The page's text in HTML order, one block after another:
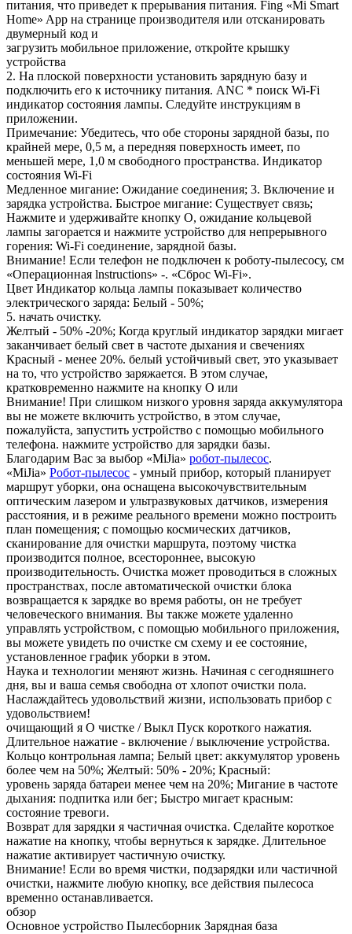
питания, что приведет к прерывания питания. Fing «Mi Smart
Home» App на странице производителя или отсканировать
двумерный код и
загрузить мобильное приложение, откройте крышку
устройства
2. На плоской поверхности установить зарядную базу и
подключить его к источнику питания. ANC * поиск Wi-Fi
индикатор состояния лампы. Следуйте инструкциям в
приложении.
Примечание: Убедитесь, что обе стороны зарядной базы, по
крайней мере, 0,5 м, а передняя поверхность имеет, по
меньшей мере, 1,0 м свободного пространства. Индикатор
состояния Wi-Fi
Медленное мигание: Ожидание соединения; 3. Включение и
зарядка устройства. Быстрое мигание: Существует связь;
Нажмите и удерживайте кнопку O, ожидание кольцевой
лампы загорается и нажмите устройство для непрерывного
горения: Wi-Fi соединение, зарядной базы.
Внимание! Если телефон не подключен к роботу-пылесосу, см
«Операционная lnstructions» -. «Сброс Wi-Fi».
Цвет Индикатор кольца лампы показывает количество
электрического заряда: Белый - 50%;
5. начать очистку.
Желтый - 50% -20%; Когда круглый индикатор зарядки мигает
заканчивает белый свет в частоте дыхания и свечениях
Красный - менее 20%. белый устойчивый свет, это указывает
на то, что устройство заряжается. В этом случае,
кратковременно нажмите на кнопку O или
Внимание! При слишком низкого уровня заряда аккумулятора
вы не можете включить устройство, в этом случае,
пожалуйста, запустить устройство с помощью мобильного
телефона. нажмите устройство для зарядки базы.
Благодарим Вас за выбор «MiJia» робот-пылесос.
«MiJia» Робот-пылесос - умный прибор, который планирует
маршрут уборки, она оснащена высокочувствительным
оптическим лазером и ультразвуковых датчиков, измерения
расстояния, и в режиме реального времени можно построить
план помещения; с помощью космических датчиков,
сканирование для очистки маршрута, поэтому чистка
производится полное, всестороннее, высокую
производительность. Очистка может проводиться в сложных
пространствах, после автоматической очистки блока
возвращается к зарядке во время работы, он не требует
человеческого внимания. Вы также можете удаленно
управлять устройством, с помощью мобильного приложения,
вы можете увидеть по очистке см схему и ее состояние,
установленное график уборки в этом.
Наука и технологии меняют жизнь. Начиная с сегодняшнего
дня, вы и ваша семья свободна от хлопот очистки пола.
Наслаждайтесь удовольствий жизни, использовать прибор с
удовольствием!
очищающий я О чистке / Выкл Пуск короткого нажатия.
Длительное нажатие - включение / выключение устройства.
Кольцо контрольная лампа; Белый цвет: аккумулятор уровень
более чем на 50%; Желтый: 50% - 20%; Красный:
уровень заряда батареи менее чем на 20%; Мигание в частоте
дыхания: подпитка или бег; Быстро мигает красным:
состояние тревоги.
Возврат для зарядки я частичная очистка. Сделайте короткое
нажатие на кнопку, чтобы вернуться к зарядке. Длительное
нажатие активирует частичную очистку.
Внимание! Если во время чистки, подзарядки или частичной
очистки, нажмите любую кнопку, все действия пылесоса
временно останавливается.
обзор
Основное устройство Пылесборник Зарядная база